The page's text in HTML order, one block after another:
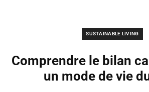
SUSTAINABLE LIVING
Comprendre le bilan
un mode de vie